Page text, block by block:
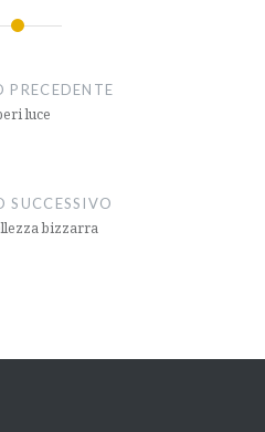
PRECEDENTE
luce
SUCCESSIVO
bizzarra